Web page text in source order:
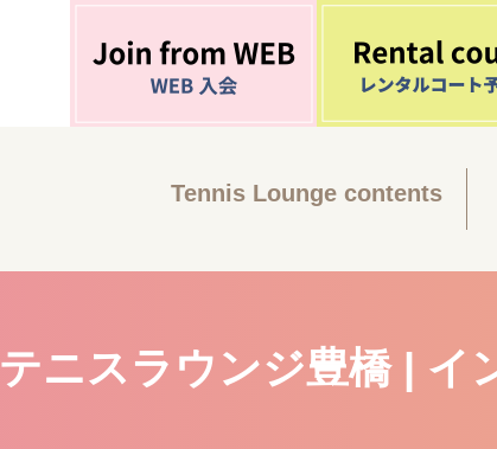
Tennis Lounge contents
テニスラウンジ豊橋 | イ